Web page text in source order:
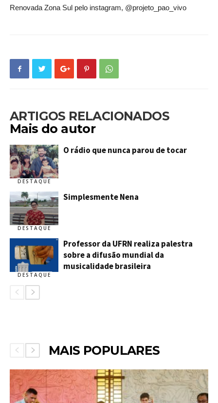
Renovada Zona Sul pelo instagram, @projeto_pao_vivo
ARTIGOS RELACIONADOS
Mais do autor
DESTAQUE
O rádio que nunca parou de tocar
DESTAQUE
Simplesmente Nena
DESTAQUE
Professor da UFRN realiza palestra
sobre a difusão mundial da
musicalidade brasileira
MAIS POPULARES